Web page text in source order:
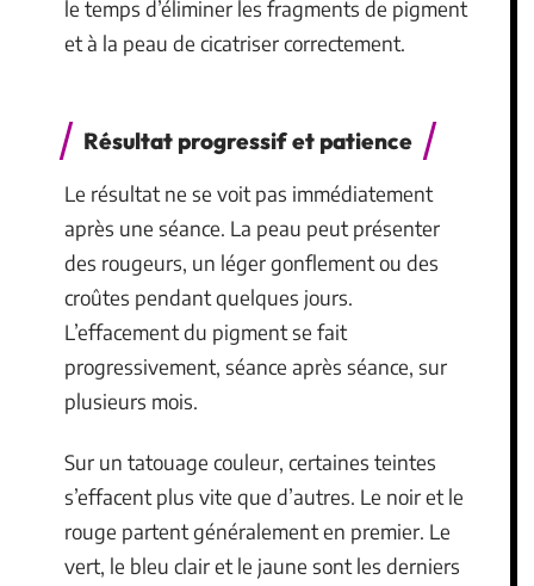
le temps d’éliminer les fragments de pigment
et à la peau de cicatriser correctement.
Résultat progressif et patience
Le résultat ne se voit pas immédiatement
après une séance. La peau peut présenter
des rougeurs, un léger gonflement ou des
croûtes pendant quelques jours.
L’effacement du pigment se fait
progressivement, séance après séance, sur
plusieurs mois.
Sur un tatouage couleur, certaines teintes
s’effacent plus vite que d’autres. Le noir et le
rouge partent généralement en premier. Le
vert, le bleu clair et le jaune sont les derniers